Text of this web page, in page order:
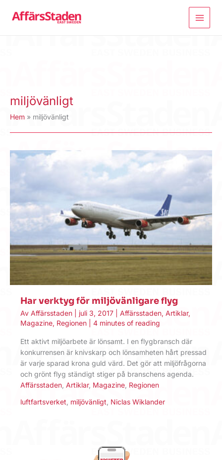
miljövänligt
Hem miljövänligt
Har verktyg för miljövänligare flyg
Av Affärsstaden juli 3, 2017 Affärsstaden, Artiklar,
Magazine, Regionen 4 minutes of reading
Ett aktivt miljöarbete är lönsamt. I en flygbransch där
konkurrensen är knivskarp och lönsamheten hårt pressad
är varje sparad krona guld värd. Det gör att miljöfrågorna
och grönt flyg ständigt stiger på branschens agenda.
Affärsstaden Artiklar, Magazine Regionen
luftfartsverket miljövänligt Niclas Wiklander